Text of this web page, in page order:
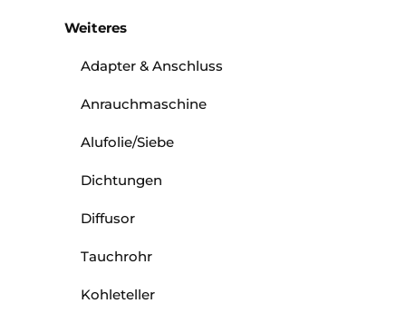
Weiteres
Adapter & Anschluss
Anrauchmaschine
Alufolie/Siebe
Dichtungen
Diffusor
Tauchrohr
Kohleteller